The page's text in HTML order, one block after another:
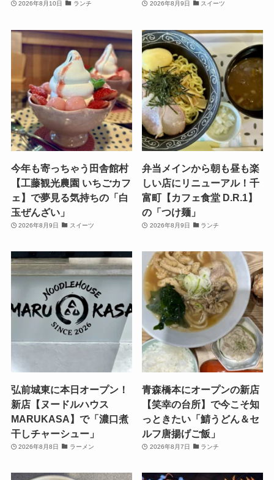
2026年8月10日 ランチ 2026年8月9日 スイーツ
今年も寄っちゃう田舎館村
【工藤観光農園 いちごカフ
ェ】で夢見る気持ちの「白
玉ぜんざい」
2026年8月9日 スイーツ
弁当メインから朝も昼も楽
しい店にリニューアル！千
富町【カフェ食堂 D.R.1】
の「つけ麺」
2026年8月9日 ランチ
弘前城東に本日オープン！
新店【ヌードルハウス
MARUKASA】で「濃口煮
干しチャーシュー」
2026年8月8日 ラーメン
青森橋本にオープンの新店
【笑幸の台所】で今こそ知
っときたい「鯖うどん＆セ
ルフ唐揚げご飯」
2026年8月7日 ランチ